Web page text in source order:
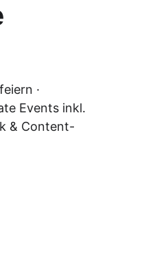
·
Events inkl.
& Content-